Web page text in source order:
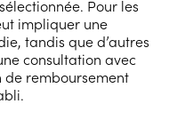
Pour les
impliquer une
tandis que d’autres
consultation avec
de remboursement